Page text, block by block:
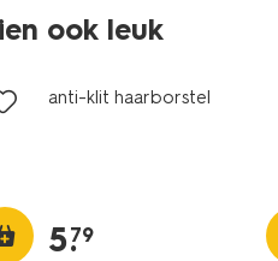
ook leuk
anti-klit haarborstel
5.
79